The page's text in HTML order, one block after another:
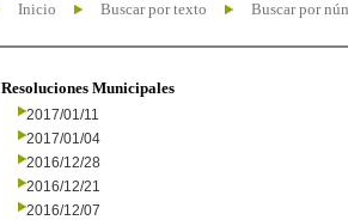
Inicio Buscar por texto Buscar por
Resoluciones Municipales
2017/01/11
2017/01/04
2016/12/28
2016/12/21
2016/12/07